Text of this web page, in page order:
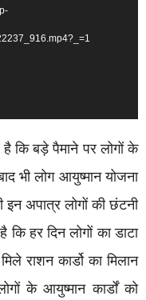
है कि बड़े पैमाने पर लोगों के
भी लोग आयुष्मान योजना
अपात्र लोगों की छंटनी
हर दिन लोगों का डाटा
राशन कार्डो का मिलान
के आयुष्मान कार्डों को